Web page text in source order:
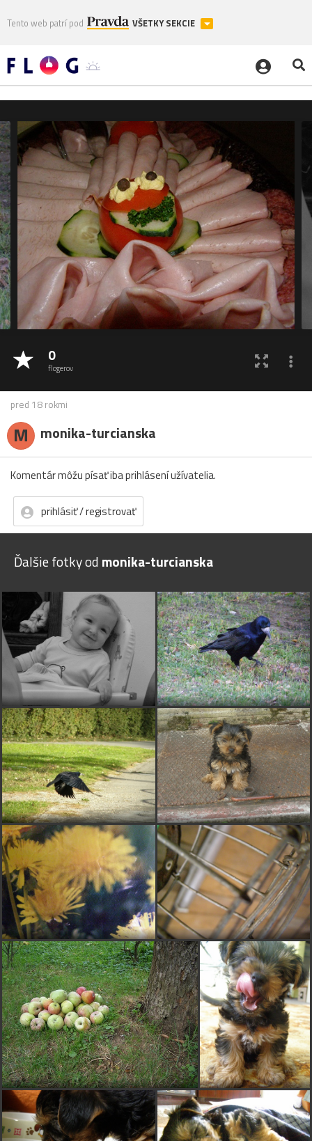
Tento web patrí pod VŠETKY SEKCIE
0
flogerov
pred 18 rokmi
M monika-turcianska
Komentár môžu písať iba prihlásení užívatelia.
prihlásiť / registrovať
Ďalšie fotky od monika-turcianska